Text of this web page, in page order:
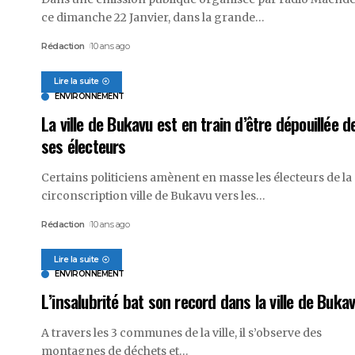
ce dimanche 22 Janvier, dans la grande…
Rédaction 10 ans ago
Lire la suite
ENVIRONNEMENT
La ville de Bukavu est en train d’être dépouillée
ses électeurs
Certains politiciens amènent en masse les électeurs de la
circonscription ville de Bukavu vers les…
Rédaction 10 ans ago
Lire la suite
ENVIRONNEMENT
L’insalubrité bat son record dans la ville de
A travers les 3 communes de la ville, il s’observe des
montagnes de déchets et…